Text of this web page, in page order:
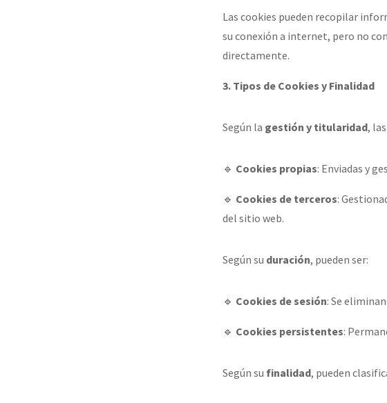
Las cookies pueden recopilar
su conexión a internet, pero no
directamente.
3. Tipos de Cookies y Finalidad
Según la gestión y titularidad,
🔹 Cookies propias: Enviadas y
🔹 Cookies de terceros:
del sitio web.
Según su duración, pueden ser:
🔹 Cookies de sesión: Se
🔹 Cookies persistentes:
Según su finalidad, pueden